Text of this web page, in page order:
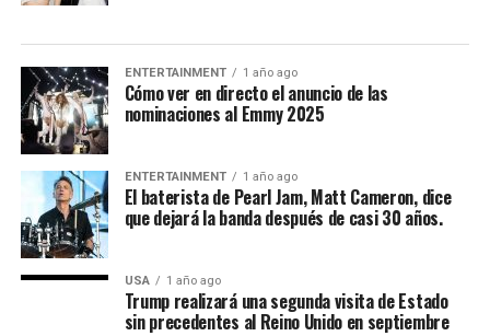
ENTERTAINMENT 1 año ago
Cómo ver en directo el anuncio de las
nominaciones al Emmy 2025
ENTERTAINMENT 1 año ago
El baterista de Pearl Jam, Matt Cameron, dice
que dejará la banda después de casi 30 años.
USA 1 año ago
Trump realizará una segunda visita de Estado
sin precedentes al Reino Unido en septiembre